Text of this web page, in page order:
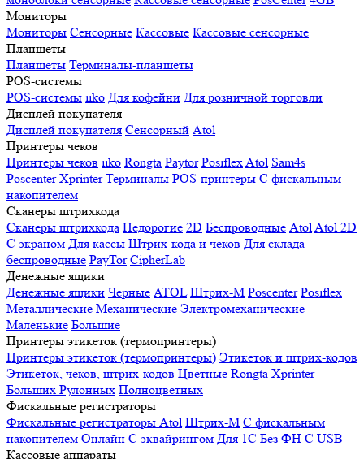
Мониторы
Мониторы Сенсорные Кассовые Кассовые сенсорные
Планшеты
Планшеты Терминалы-планшеты
POS-системы
POS-системы iiko Для кофейни Для розничной торговли
Дисплей покупателя
Дисплей покупателя Сенсорный Atol
Принтеры чеков
Принтеры чеков iiko Rongta Paytor PosiflexAtol Sam4s
Poscenter Xprinter Терминалы POS-принтеры С фискальным
накопителем
Сканеры штрихкода
Сканеры штрихкода Недорогие 2D Беспроводные AtolAtol 2D
С экраном Для кассы Штрих-кода и чеков Для склада
беспроводные PayTor CipherLab
Денежные ящики
Денежные ящики Черные ATOL Штрих-М Poscenter Posiflex
Металлические Механические Электромеханические
Маленькие Большие
Принтеры этикеток (термопринтеры)
Принтеры этикеток (термопринтеры) Этикеток и штрих-кодов
Этикеток, чеков, штрих-кодов Цветные Rongta Xprinter
Больших Рулонных Полноцветных
Фискальные регистраторы
Фискальные регистраторы Atol Штрих-М С фискальным
накопителем Онлайн С эквайрингом Для 1С Без ФН С USB
Кассовые аппараты